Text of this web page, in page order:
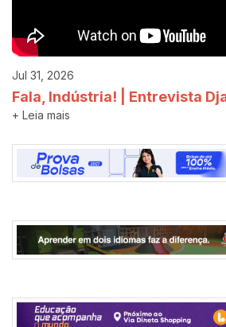
Jul 31, 2026
Fala, Indústria! | Entrevista
+ Leia mais